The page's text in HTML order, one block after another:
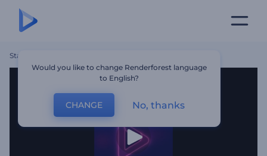
Startseite
Would you like to change Renderforest language
to English?
CHANGE No, thanks